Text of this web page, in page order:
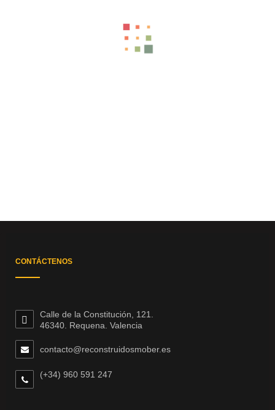
CONTÁCTENOS
Calle de la Constitución, 121.
46340. Requena. Valencia
contacto@reconstruidosmober.es
(+34) 960 591 247